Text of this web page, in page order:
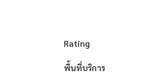
Rating
พื้นที่บริการ